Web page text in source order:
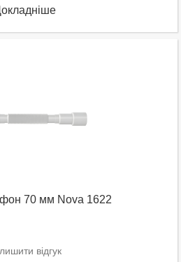
70 мм Nova 1622
відгук